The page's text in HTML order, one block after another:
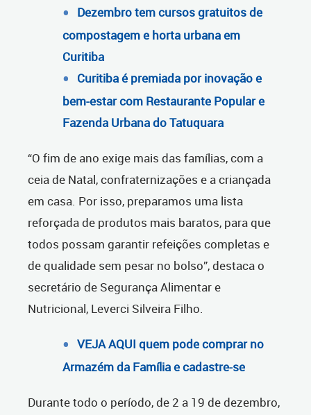
Dezembro tem cursos gratuitos de
compostagem e horta urbana em
Curitiba
Curitiba é premiada por inovação e
bem-estar com Restaurante Popular e
Fazenda Urbana do Tatuquara
“O fim de ano exige mais das famílias, com a
ceia de Natal, confraternizações e a criançada
em casa. Por isso, preparamos uma lista
reforçada de produtos mais baratos, para que
todos possam garantir refeições completas e
de qualidade sem pesar no bolso”, destaca o
secretário de Segurança Alimentar e
Nutricional, Leverci Silveira Filho.
VEJA AQUI quem pode comprar no
Armazém da Família e cadastre-se
Durante todo o período, de 2 a 19 de dezembro,